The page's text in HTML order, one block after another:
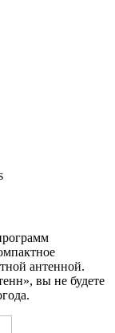
антенной.
вы не будете